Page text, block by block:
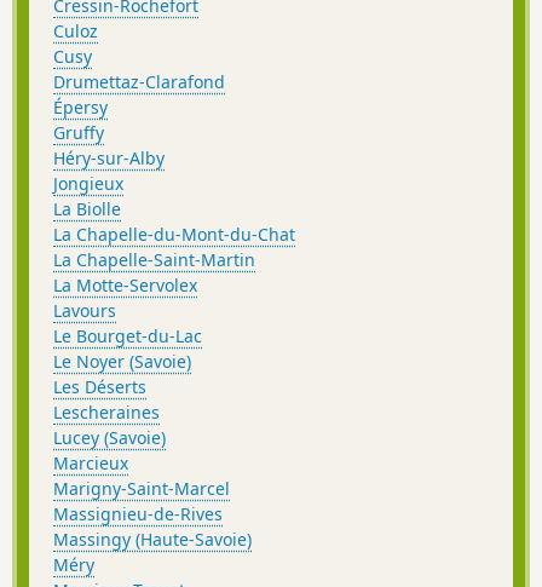
Cressin-Rochefort
Culoz
Cusy
Drumettaz-Clarafond
Épersy
Gruffy
Héry-sur-Alby
Jongieux
La Biolle
La Chapelle-du-Mont-du-Chat
La Chapelle-Saint-Martin
La Motte-Servolex
Lavours
Le Bourget-du-Lac
Le Noyer (Savoie)
Les Déserts
Lescheraines
Lucey (Savoie)
Marcieux
Marigny-Saint-Marcel
Massignieu-de-Rives
Massingy (Haute-Savoie)
Méry